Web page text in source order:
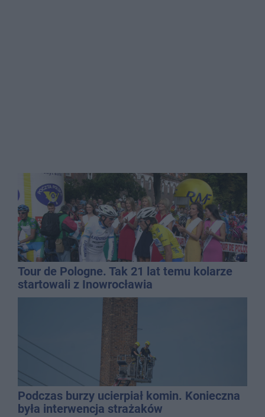
Tour de Pologne. Tak 21 lat temu kolarze
startowali z Inowrocławia
Podczas burzy ucierpiał komin. Konieczna
była interwencja strażaków